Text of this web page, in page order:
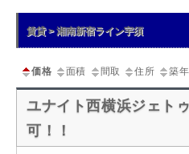
賃貸 > 湘南新宿ライン宇須
価格 面積 間取 住所 築年
ユナイト西横浜ジェト
可！！